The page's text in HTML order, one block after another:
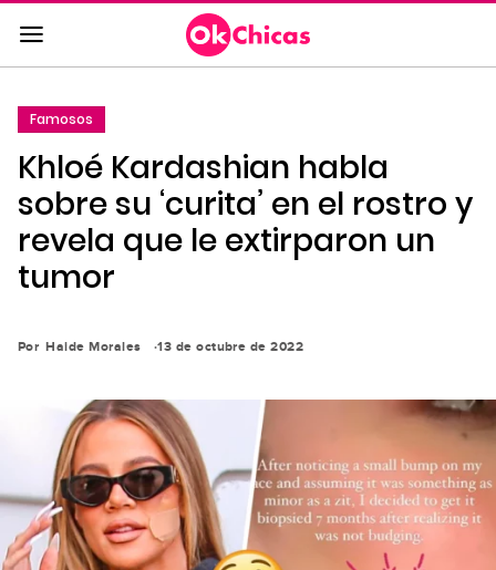
Saltar
al
contenido
a
la
navegación
principal
Famosos
Khloé Kardashian habla
sobre su ‘curita’ en el rostro y
revela que le extirparon un
tumor
Por Haide Morales 13 de octubre de 2022